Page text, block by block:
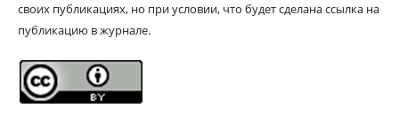
своих публикациях, но при условии, что будет сделана ссылка на
публикацию в журнале.